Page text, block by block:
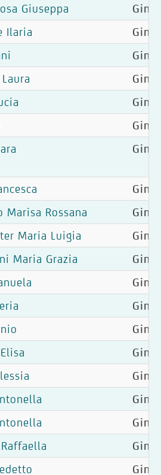
Giuseppa
Ilaria
Marisa Rossana
Maria Luigia
Maria Grazia